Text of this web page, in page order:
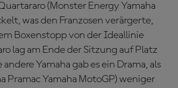
(Monster Energy Yamaha
was den Franzosen verärgerte,
Boxenstopp von der Ideallinie
lag am Ende der Sitzung auf Platz
Yamaha gab es ein Drama, als
Pramac Yamaha MotoGP) weniger